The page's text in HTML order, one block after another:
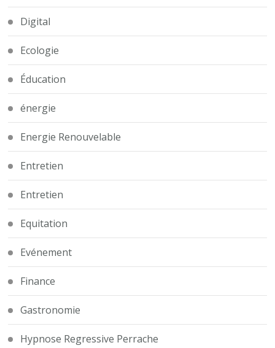
Digital
Ecologie
Éducation
énergie
Energie Renouvelable
Entretien
Entretien
Equitation
Evénement
Finance
Gastronomie
Hypnose Regressive Perrache